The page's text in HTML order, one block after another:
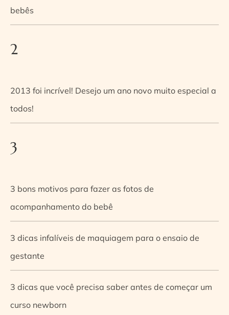
bebês
2
2013 foi incrível! Desejo um ano novo muito especial a
todos!
3
3 bons motivos para fazer as fotos de
acompanhamento do bebê
3 dicas infalíveis de maquiagem para o ensaio de
gestante
3 dicas que você precisa saber antes de começar um
curso newborn